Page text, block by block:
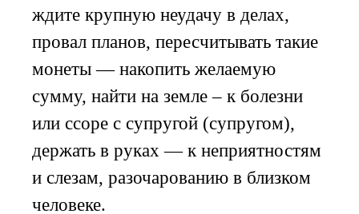
ждите крупную неудачу в делах,
провал планов, пересчитывать такие
монеты — накопить желаемую
сумму, найти на земле – к болезни
или ссоре с супругой (супругом),
держать в руках — к неприятностям
и слезам, разочарованию в близком
человеке.